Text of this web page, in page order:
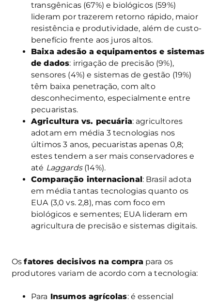
transgênicas (67%) e biológicos (59%)
lideram por trazerem retorno rápido, maior
resistência e produtividade, além de custo-
benefício frente aos juros altos.
Baixa adesão a equipamentos e sistemas
de dados: irrigação de precisão (9%),
sensores (4%) e sistemas de gestão (19%)
têm baixa penetração, com alto
desconhecimento, especialmente entre
pecuaristas.
Agricultura vs. pecuária: agricultores
adotam em média 3 tecnologias nos
últimos 3 anos, pecuaristas apenas 0,8;
estes tendem a ser mais conservadores e
até Laggards(14%).
Comparação internacional: Brasil adota
em média tantas tecnologias quanto os
EUA (3,0 vs. 2,8), mas com foco em
biológicos e sementes; EUA lideram em
agricultura de precisão e sistemas digitais.
Osfatores decisivos na comprapara os
produtores variam de acordo com a tecnologia:
Para Insumos agrícolas: é essencial